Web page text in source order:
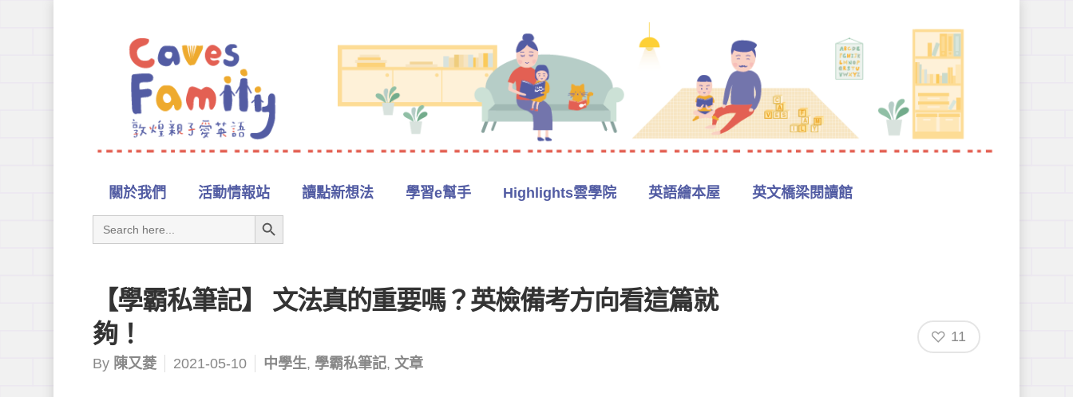
關於我們 活動情報站 讀點新想法 學習e幫手 Highlights雲學院 英語繪本屋 英文橋梁閱讀館
for:
Search Button
【學霸私筆記】 文法真的重要嗎？英檢備考方向看這篇就
夠！
By 陳又菱 2021-05-10 中學生, 學霸私筆記, 文章
11